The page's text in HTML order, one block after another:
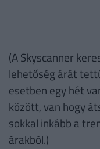
(A Skyscanner
lehetőség árát
esetben egy hét
között, van hogy
sokkal inkább a
árakból.)